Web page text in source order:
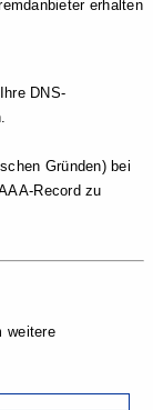
erhalten
DNS-
Gründen) bei
Record zu
weitere